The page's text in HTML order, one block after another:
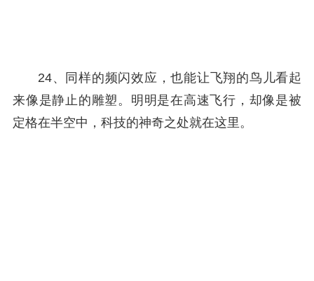
24、同样的频闪效应，也能让飞翔的鸟儿看起
来像是静止的雕塑。明明是在高速飞行，却像是被
定格在半空中，科技的神奇之处就在这里。